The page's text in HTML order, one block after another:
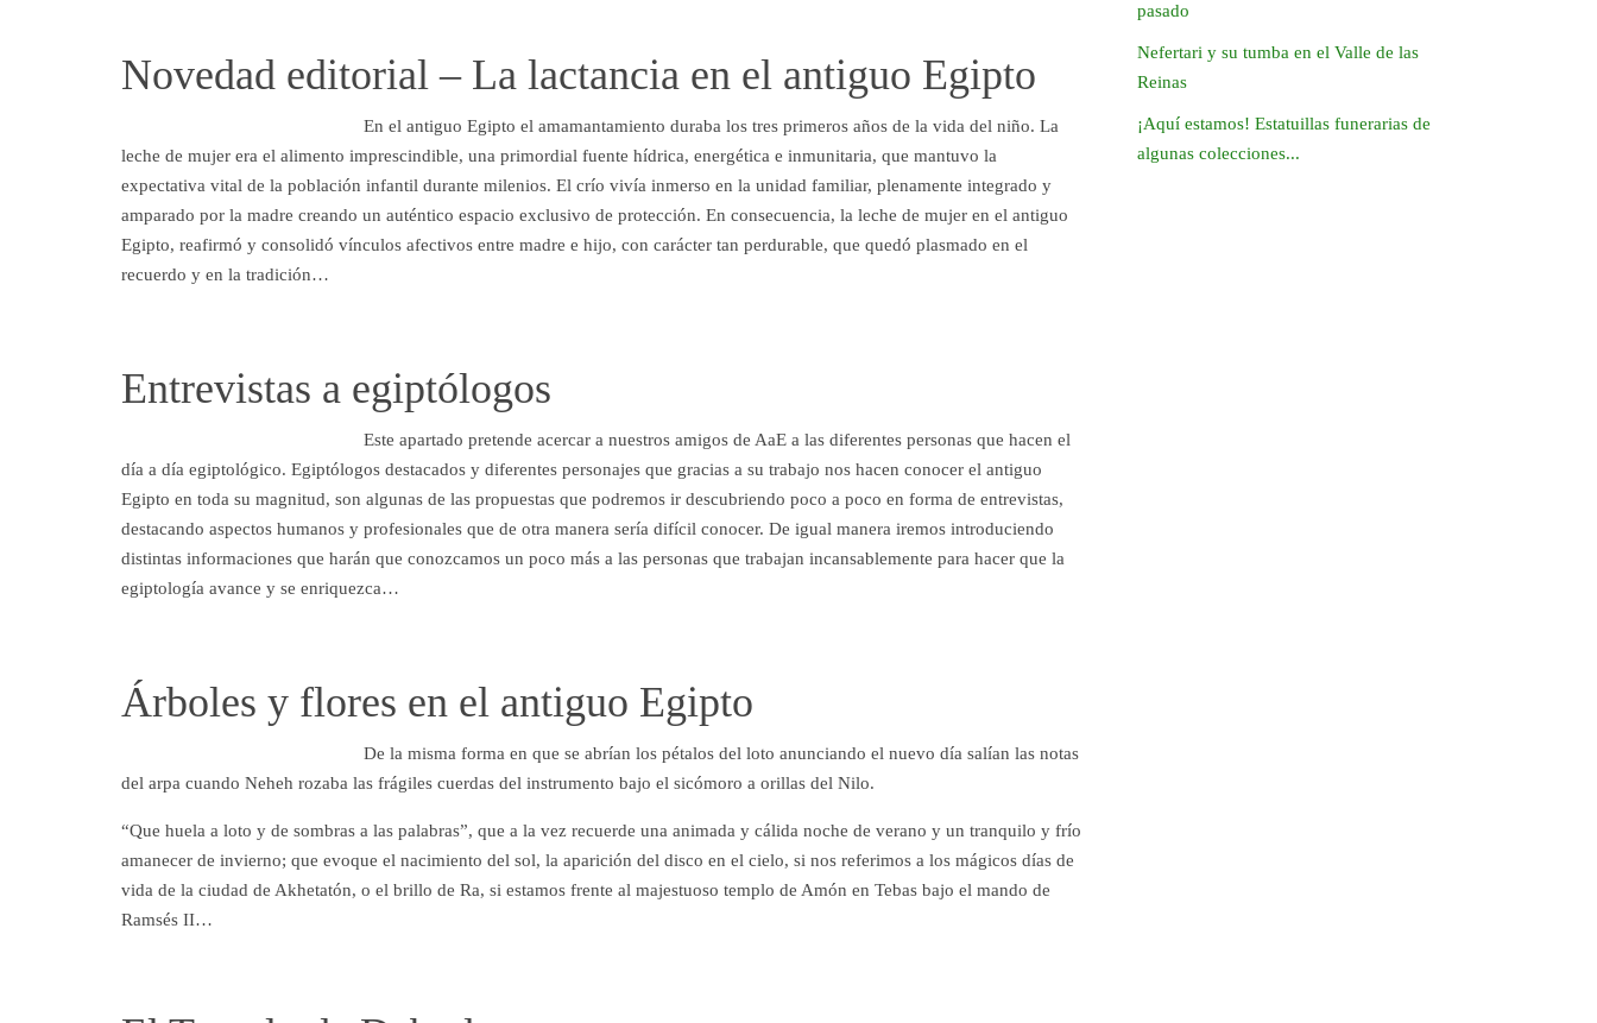
Novedad editorial – La lactancia en el antiguo Egipto
En el antiguo Egipto el amamantamiento duraba los tres primeros años de la vida del niño. La
leche de mujer era el alimento imprescindible, una primordial fuente hídrica, energética e inmunitaria, que mantuvo la
expectativa vital de la población infantil durante milenios. El crío vivía inmerso en la unidad familiar, plenamente integrado y
amparado por la madre creando un auténtico espacio exclusivo de protección. En consecuencia, la leche de mujer en el antiguo
Egipto, reafirmó y consolidó vínculos afectivos entre madre e hijo, con carácter tan perdurable, que quedó plasmado en el
recuerdo y en la tradición…
Entrevistas a egiptólogos
Este apartado pretende acercar a nuestros amigos de AaE a las diferentes personas que hacen el
día a día egiptológico. Egiptólogos destacados y diferentes personajes que gracias a su trabajo nos hacen conocer el antiguo
Egipto en toda su magnitud, son algunas de las propuestas que podremos ir descubriendo poco a poco en forma de entrevistas,
destacando aspectos humanos y profesionales que de otra manera sería difícil conocer. De igual manera iremos introduciendo
distintas informaciones que harán que conozcamos un poco más a las personas que trabajan incansablemente para hacer que la
egiptología avance y se enriquezca…
Árboles y flores en el antiguo Egipto
De la misma forma en que se abrían los pétalos del loto anunciando el nuevo día salían las notas
del arpa cuando Neheh rozaba las frágiles cuerdas del instrumento bajo el sicómoro a orillas del Nilo.
“Que huela a loto y de sombras a las palabras”, que a la vez recuerde una animada y cálida noche de verano y un tranquilo y frío
amanecer de invierno; que evoque el nacimiento del sol, la aparición del disco en el cielo, si nos referimos a los mágicos días de
vida de la ciudad de Akhetatón, o el brillo de Ra, si estamos frente al majestuoso templo de Amón en Tebas bajo el mando de
Ramsés II…
pasado
Nefertari y su tumba en el Valle de las
Reinas
¡Aquí estamos! Estatuillas funerarias de
algunas colecciones...